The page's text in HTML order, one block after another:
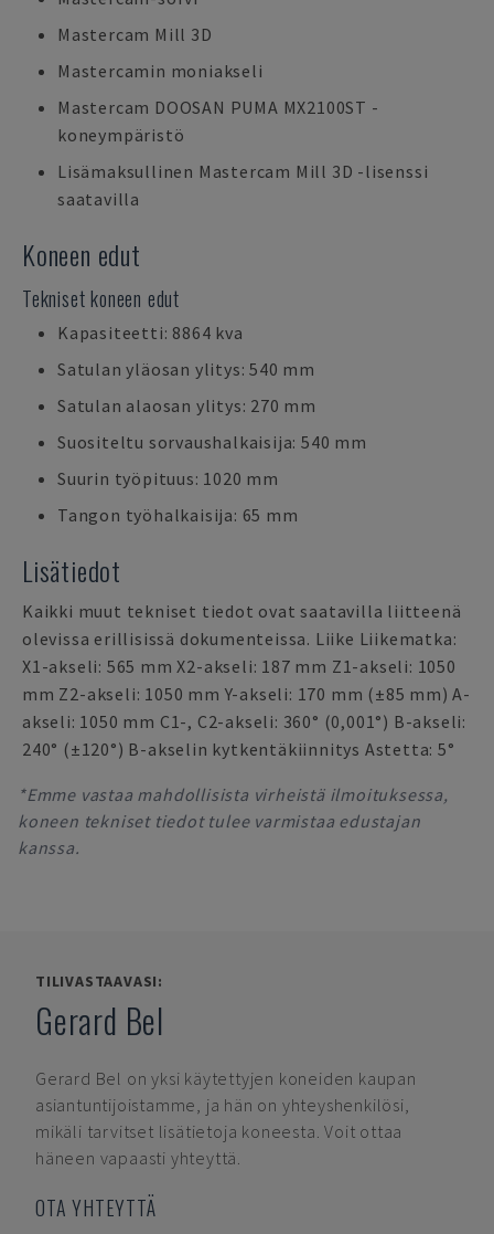
Mastercam Mill 3D
Mastercamin moniakseli
Mastercam DOOSAN PUMA MX2100ST -
koneympäristö
Lisämaksullinen Mastercam Mill 3D -lisenssi
saatavilla
Koneen edut
Tekniset koneen edut
Kapasiteetti: 8864 kva
Satulan yläosan ylitys: 540 mm
Satulan alaosan ylitys: 270 mm
Suositeltu sorvaushalkaisija: 540 mm
Suurin työpituus: 1020 mm
Tangon työhalkaisija: 65 mm
Lisätiedot
Kaikki muut tekniset tiedot ovat saatavilla liitteenä
olevissa erillisissä dokumenteissa. Liike Liikematka:
X1-akseli: 565 mm X2-akseli: 187 mm Z1-akseli: 1050
mm Z2-akseli: 1050 mm Y-akseli: 170 mm (±85 mm) A-
akseli: 1050 mm C1-, C2-akseli: 360° (0,001°) B-akseli:
240° (±120°) B-akselin kytkentäkiinnitys Astetta: 5°
*Emme vastaa mahdollisista virheistä ilmoituksessa,
koneen tekniset tiedot tulee varmistaa edustajan
kanssa.
TILIVASTAAVASI:
Gerard Bel
Gerard Bel on yksi käytettyjen koneiden kaupan
asiantuntijoistamme, ja hän on yhteyshenkilösi,
mikäli tarvitset lisätietoja koneesta. Voit ottaa
häneen vapaasti yhteyttä.
OTA YHTEYTTÄ